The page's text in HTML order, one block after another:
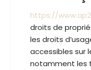
https://
droits de
les droits
accessibles sur
notamment les